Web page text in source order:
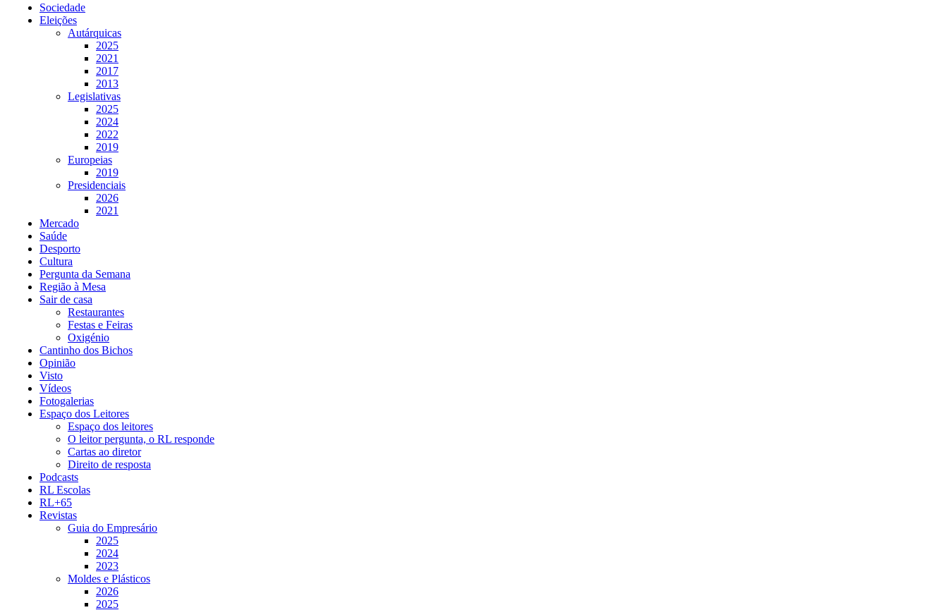
Sociedade
Eleições
Autárquicas
2025
2021
2017
2013
Legislativas
2025
2024
2022
2019
Europeias
2019
Presidenciais
2026
2021
Mercado
Saúde
Desporto
Cultura
Pergunta da Semana
Região à Mesa
Sair de casa
Restaurantes
Festas e Feiras
Oxigénio
Cantinho dos Bichos
Opinião
Visto
Vídeos
Fotogalerias
Espaço dos Leitores
Espaço dos leitores
O leitor pergunta, o RL responde
Cartas ao diretor
Direito de resposta
Podcasts
RL Escolas
RL+65
Revistas
Guia do Empresário
2025
2024
2023
Moldes e Plásticos
2026
2025